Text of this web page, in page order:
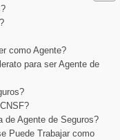
como Agente?
para ser Agente de
de Agente de Seguros?
Puede Trabajar como